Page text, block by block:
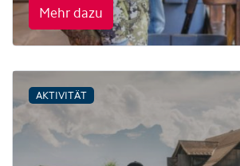
Mehr dazu
AKTIVITÄT